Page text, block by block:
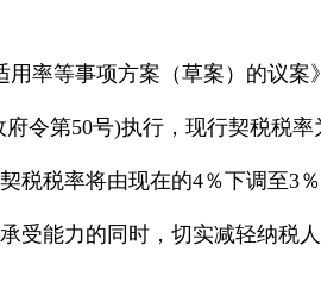
率等事项方案（草案）的议案
令第50号)执行，现行契税税率
税率将由现在的4％下调至3
受能力的同时，切实减轻纳